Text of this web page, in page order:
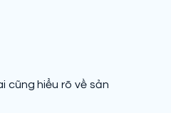
cũng hiểu rõ về sản